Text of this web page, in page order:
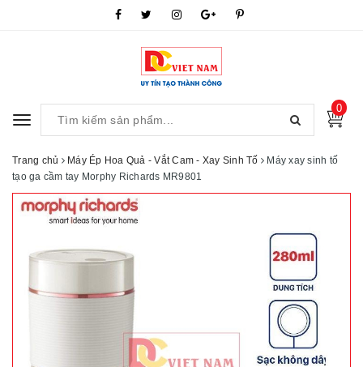
Toggle
0
Trang chủ Máy Ép Hoa Quả - Vắt Cam - Xay Sinh Tố
Máy xay sinh tố
tạo ga cầm tay Morphy Richards MR9801